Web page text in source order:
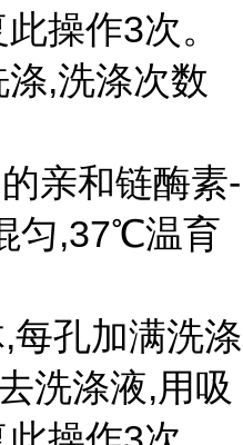
操作3次。
,洗涤次数
亲和链酶素-
匀,37℃温育
每孔加满洗涤
洗涤液,用吸